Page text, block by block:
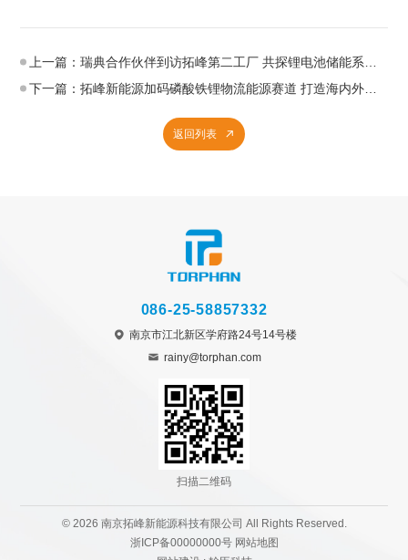
上一篇：瑞典合作伙伴到访拓峰第二工厂 共探锂电池储能系统北欧合作新机遇
下一篇：拓峰新能源加码磷酸铁锂物流能源赛道 打造海内外叉车搬运车锂电化解决方案
返回列表
086-25-58857332
南京市江北新区学府路24号14号楼
rainy@torphan.com
扫描二维码
© 2026 南京拓峰新能源科技有限公司 All Rights Reserved.
浙ICP备00000000号 网站地图